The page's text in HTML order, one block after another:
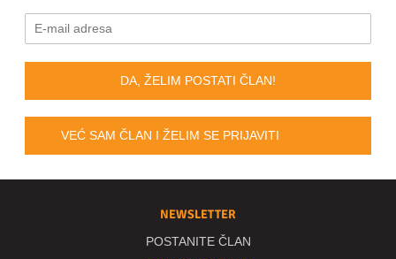
DA, ŽELIM POSTATI ČLAN!
VEĆ SAM ČLAN I ŽELIM SE PRIJAVITI
NEWSLETTER
POSTANITE ČLAN